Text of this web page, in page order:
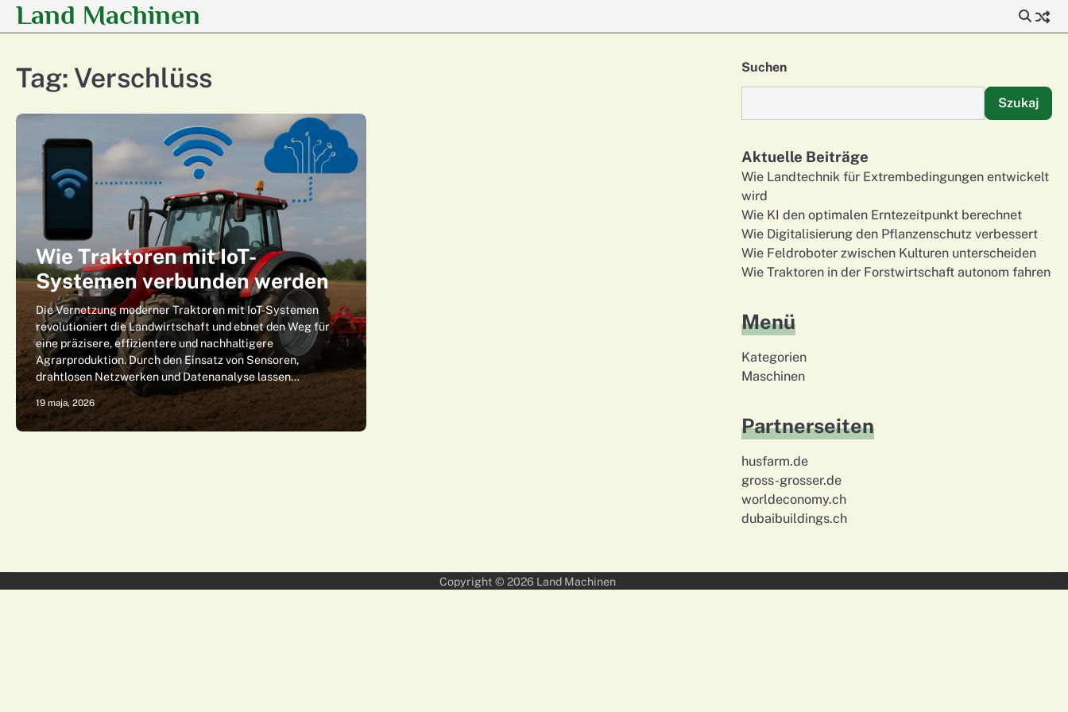
SkipLand Machinen
Tag: Verschlüss
Wie Traktoren mit IoT-
Systemen verbunden werden
Die Vernetzung moderner Traktoren mit IoT-Systemen
revolutioniert die Landwirtschaft und ebnet den Weg für
eine präzisere, effizientere und nachhaltigere
Agrarproduktion. Durch den Einsatz von Sensoren,
drahtlosen Netzwerken und Datenanalyse lassen…
19 maja, 2026
Suchen
Szukaj
Aktuelle Beiträge
Wie Landtechnik für Extrembedingungen entwickelt
wird
Wie KI den optimalen Erntezeitpunkt berechnet
Wie Digitalisierung den Pflanzenschutz verbessert
Wie Feldroboter zwischen Kulturen unterscheiden
Wie Traktoren in der Forstwirtschaft autonom fahren
Menü
Kategorien
Maschinen
Partnerseiten
husfarm.de
gross-grosser.de
worldeconomy.ch
dubaibuildings.ch
Copyright © 2026 Land Machinen